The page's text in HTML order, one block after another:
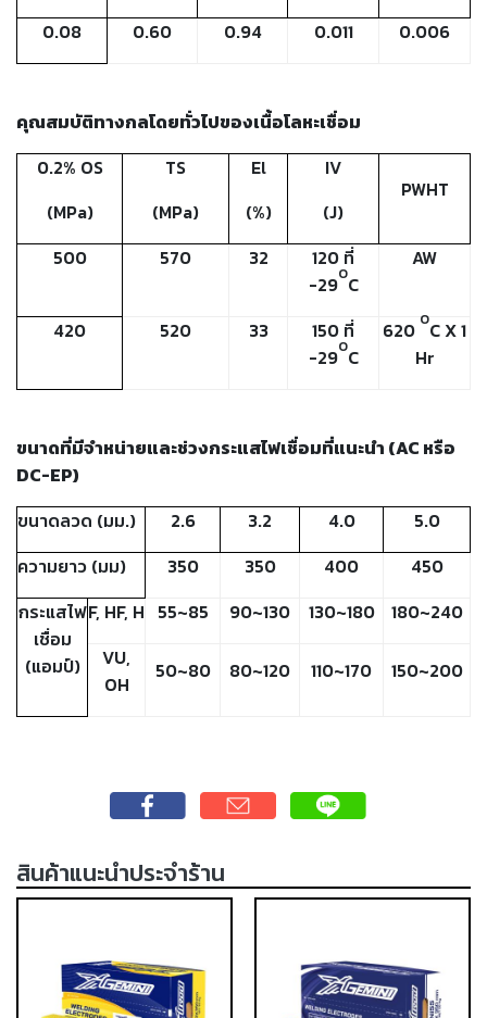
(Brazing)
เชื่อม
แตน
เลส
เชื่อม
(MMA)
เชื่อม
เชื่อม
ซี
(MIG)
-
ฟ
ลัก
ซ์
อร์ก
(SAW)
0.08
0.60 0.94 0.011 0.006
คุณสมบัติทางกลโดยทั่วไปของเนื้อโลหะเชื่อม
0.2% OS
(MPa)
TS
(MPa)
El
(%)
IV
(J)
PWHT
500 570 32 120 ที่
-29OC
AW
420 520 33 150 ที่
-29OC
620 OC X 1
Hr
ขนาดที่มีจำหน่ายและช่วงกระแสไฟเชื่อมที่แนะนำ (AC หรือ
DC-EP)
ขนาดลวด (มม.) 2.6 3.2 4.0
5.0
ความยาว (มม) 350 350 400
450
กระแสไฟ
เชื่อม
(แอมป์)
F, HF, H 55~85 90~130 130~180
180~240
VU,
OH
50~80 80~120 110~170 150~200
สินค้าแนะนำประจำร้าน